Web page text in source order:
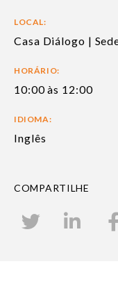
LOCAL:
Casa Diálogo |
HORÁRIO:
10:00 às 12:00
IDIOMA:
Inglês
COMPARTILHE